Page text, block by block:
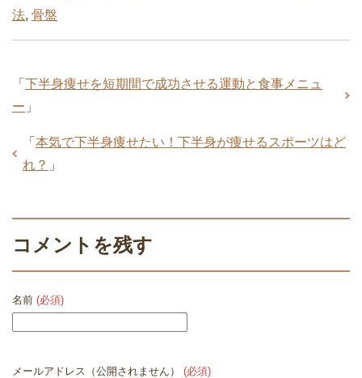
法, 骨盤
「 下半身痩せを短期間で成功させる運動と食事メニュ
ー 」
「 本気で下半身痩せたい！下半身が痩せるスポーツはど
れ？ 」
コメントを残す
名前 (必須)
メールアドレス（公開されません） (必須)